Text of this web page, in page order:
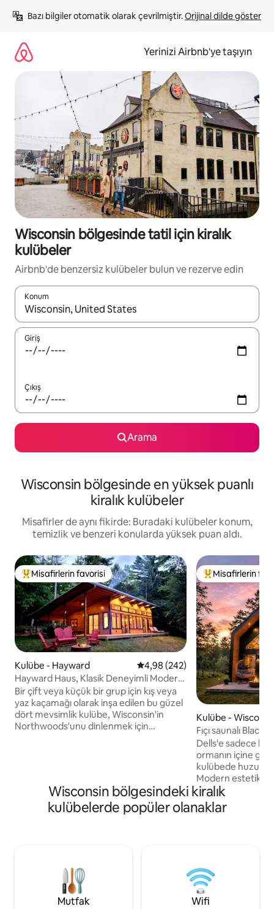
atla
Bazı bilgiler otomatik olarak çevrilmiştir. Orijinal dilde göster
Yerinizi Airbnb'ye taşıyın
Wisconsin bölgesinde tatil için kiralık
kulübeler
Airbnb'de benzersiz kulübeler bulun ve rezerve edin
Konum
Sonuçlar kullanılabilir olduğunda yukarı ve aşağı oklarıyla
Giriş
Çıkış
Arama
Wisconsin bölgesinde en yüksek puanlı
kiralık kulübeler
Misafirler de aynı fikirde: Buradaki kulübeler konum,
temizlik ve benzeri konularda yüksek puan aldı.
Misafirlerin favorilerinden en beğenilenler arasında
Misafirlerin favorisi
Kulübe - Hayward 5 üzerinden ortalama 4,98
4,98 (242)
Hayward Haus, Klasik Deneyimli Modern
Tasarım
Bir çift veya küçük bir grup için kış veya
yaz kaçamağı olarak inşa edilen bu güzel
dört mevsimlik kulübe, Wisconsin'in
Northwoods'unu dinlenmek için
edildi ve ev sahibi 13 yıldır "süper ev
kabul edilmeyen" bir kulübedir, ancak izin
Misafirlerin
Misafirlerin
Kulübe -
Fıçı saunalı Black
Dells'e sadece
ormanın içine
kulübede huzuru
Modern estetik ve
bu tenha inziva
konforla harmanlıyor. Kuşların
uyanın, özel
olun, bu huzurlu
mahremiyet ve
mükemmel bir
Wisconsin bölgesindeki kiralık
kulübelerde popüler olanaklar
Mutfak Wifi